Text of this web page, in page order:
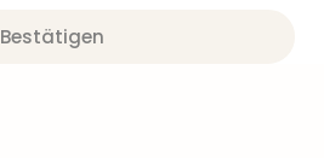
Bestätigen